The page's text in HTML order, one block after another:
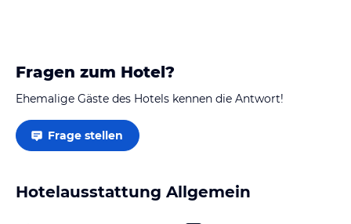
Fragen zum Hotel?
Ehemalige Gäste des Hotels kennen die Antwort!
Frage stellen
Hotelausstattung Allgemein